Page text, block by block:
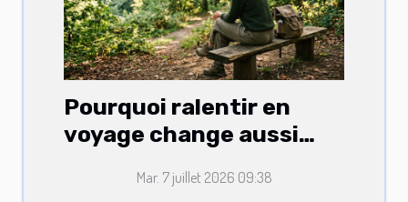
Pourquoi ralentir en
voyage change aussi
Mar. 7 juillet 2026 09:38